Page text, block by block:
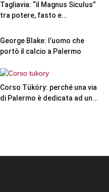
Tagliavia: “il Magnus Siculus”
tra potere, fasto e...
George Blake: l’uomo che
portò il calcio a Palermo
Corso Tüköry: perché una via
di Palermo è dedicata ad un...